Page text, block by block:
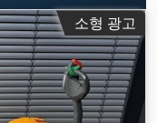
소형 광고